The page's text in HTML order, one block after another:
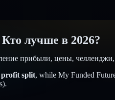
Кто лучше в 2026?
прибыли, цены,
split, while My Funded
).